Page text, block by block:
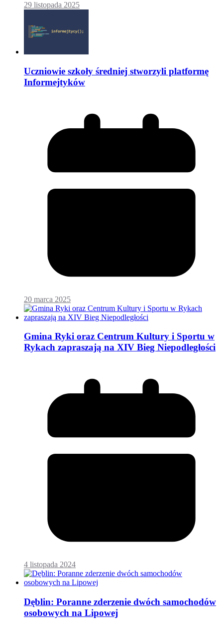
29 listopada 2025
Uczniowie szkoły średniej stworzyli platformę
Informejtyków
20 marca 2025
Gmina Ryki oraz Centrum Kultury i Sportu w
Rykach zapraszają na XIV Bieg Niepodległości
4 listopada 2024
Dęblin: Poranne zderzenie dwóch samochodów
osobowych na Lipowej